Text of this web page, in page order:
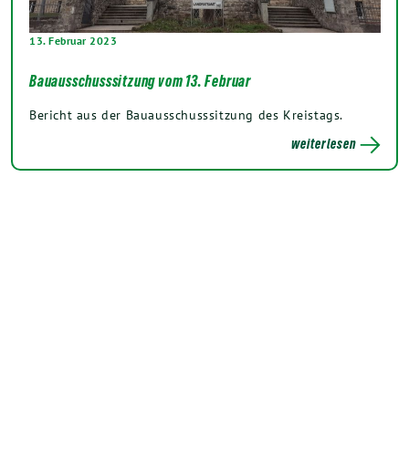
13. Februar 2023
Bauausschusssitzung vom 13. Februar
Bericht aus der Bauausschusssitzung des Kreistags.
weiterlesen